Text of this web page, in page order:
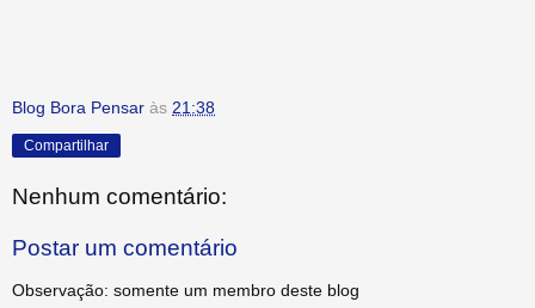
Blog Bora Pensar às 21:38
Compartilhar
Nenhum comentário:
Postar um comentário
Observação: somente um membro deste blog